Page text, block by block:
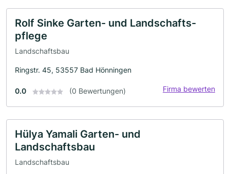
Rolf Sinke Garten- und Landschafts-
pflege
Landschaftsbau
Ringstr. 45, 53557 Bad Hönningen
0.0 (0 Bewertungen) Firma bewerten
Hülya Yamali Garten- und
Landschaftsbau
Landschaftsbau